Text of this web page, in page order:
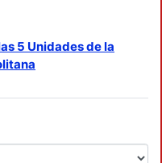
5 Unidades de la